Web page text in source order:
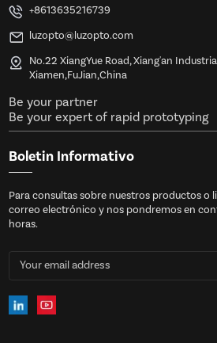
+8613635216739
luzopto@luzopto.com
No.22 XiangYue Road, Xiang'an
Xiamen,FuJian,China
Be your partner
Be your expert of rapid prototyping
Boletin Informativo
Para consultas sobre nuestros productos o
correo electrónico y nos pondremos en
horas.